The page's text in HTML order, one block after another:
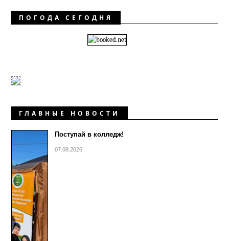
ПОГОДА СЕГОДНЯ
ГЛАВНЫЕ НОВОСТИ
Поступай в колледж!
07.08.2026